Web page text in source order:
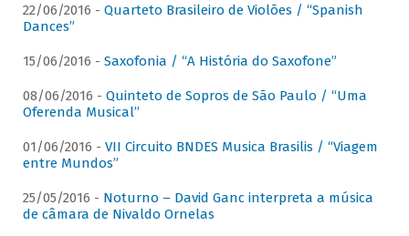
22/06/2016 - Quarteto Brasileiro de Violões / “Spanish
Dances”
15/06/2016 - Saxofonia / “A História do Saxofone”
08/06/2016 - Quinteto de Sopros de São Paulo / “Uma
Oferenda Musical”
01/06/2016 - VII Circuito BNDES Musica Brasilis / “Viagem
entre Mundos”
25/05/2016 - Noturno – David Ganc interpreta a música
de câmara de Nivaldo Ornelas